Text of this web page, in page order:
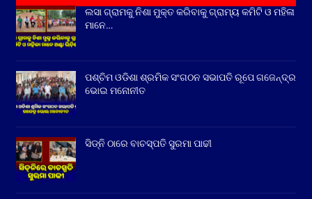
ଲସା ଗ୍ରାମକୁ ନିଶା ମୁକ୍ତ କରିବାକୁ ଗ୍ରାମ୍ୟ କମିଟି ଓ ମହିଳା
ମାନେ…
ପଶ୍ଚିମ ଓଡିଶା ଶ୍ରମିକ ସଂଗଠନ ସଭାପତି ରୂପେ ଗଜେନ୍ଦ୍ର
ଭୋଇ ମନୋନୀତ
ସିଡ୍‌ନି ଠାରେ ବାଚସ୍ପତି ସୁରମା ପାଢୀ